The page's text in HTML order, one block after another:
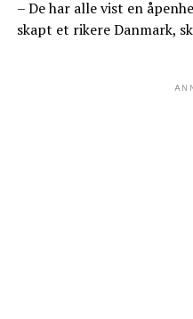
– De har alle vist en
skapt et rikere Danmark,